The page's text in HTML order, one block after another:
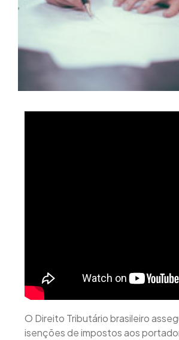
O Direito Tributário brasileiro
isenções de impostos aos